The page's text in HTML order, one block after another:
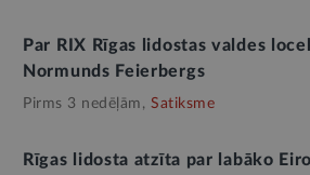
Par RIX Rīgas lidostas valdes
Normunds Feierbergs
Pirms 3 nedēļām, Satiksme
Rīgas lidosta atzīta par labāko